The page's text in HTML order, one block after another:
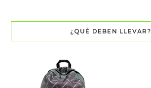
¿QUÉ DEBEN LLEVAR?